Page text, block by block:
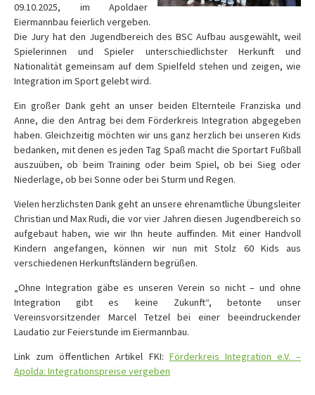
09.10.2025, im Apoldaer
Eiermannbau feierlich vergeben.
Die Jury hat den Jugendbereich des BSC Aufbau ausgewählt, weil
Spielerinnen und Spieler unterschiedlichster Herkunft und
Nationalität gemeinsam auf dem Spielfeld stehen und zeigen, wie
Integration im Sport gelebt wird.
Ein großer Dank geht an unser beiden Elternteile Franziska und
Anne, die den Antrag bei dem Förderkreis Integration abgegeben
haben. Gleichzeitig möchten wir uns ganz herzlich bei unseren Kids
bedanken, mit denen es jeden Tag Spaß macht die Sportart Fußball
auszuüben, ob beim Training oder beim Spiel, ob bei Sieg oder
Niederlage, ob bei Sonne oder bei Sturm und Regen.
Vielen herzlichsten Dank geht an unsere ehrenamtliche Übungsleiter
Christian und Max Rudi, die vor vier Jahren diesen Jugendbereich so
aufgebaut haben, wie wir Ihn heute auffinden. Mit einer Handvoll
Kindern angefangen, können wir nun mit Stolz 60 Kids aus
verschiedenen Herkunftsländern begrüßen.
„Ohne Integration gäbe es unseren Verein so nicht – und ohne
Integration gibt es keine Zukunft“, betonte unser
Vereinsvorsitzender Marcel Tetzel bei einer beeindruckender
Laudatio zur Feierstunde im Eiermannbau.
Link zum öffentlichen Artikel FKI: Förderkreis Integration e.V. –
Apolda: Integrationspreise vergeben